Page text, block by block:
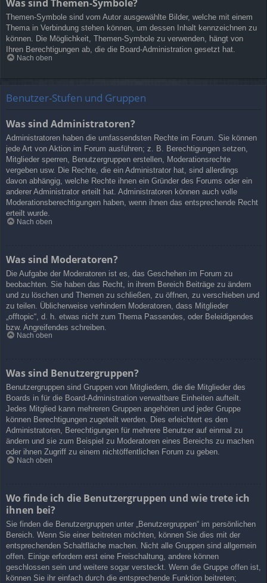
Was sind Themen-Symbole?
Themen-Symbole sind vom Autor ausgewählte Bilder, welche mit einem
Thema in Verbindung stehen können, um dessen Inhalt kennzeichnen zu
können. Die Möglichkeit, Themen-Symbole zu verwenden, hängt von
Ihren Berechtigungen ab, die die Board-Administration gesetzt hat.
Nach oben
Benutzer-Stufen und Gruppen
Was sind Administratoren?
Administratoren haben die umfassendsten Rechte im Forum. Sie können
jede Art von Aktion im Forum ausführen; z. B. Berechtigungen setzen,
Mitglieder sperren, Benutzergruppen erstellen, Moderationsrechte
vergeben usw. Die Rechte, die ein Administrator hat, sind allerdings
davon abhängig, welche Rechte ihnen ein Gründer des Forums oder ein
anderer Administrator erteilt hat. Administratoren können auch volle
Moderationsberechtigungen haben, wenn ihnen das entsprechende Recht
erteilt wurde.
Nach oben
Was sind Moderatoren?
Die Aufgabe der Moderatoren ist es, das Geschehen im Forum zu
beobachten. Sie haben das Recht, in ihrem Bereich Beiträge zu ändern
und zu löschen und Themen zu schließen, zu öffnen, zu verschieben und
zu teilen. Üblicherweise verhindern Moderatoren, dass Mitglieder
„offtopic“, d. h. etwas nicht zum Thema Passendes, oder Beleidigendes
bzw. Angreifendes schreiben.
Nach oben
Was sind Benutzergruppen?
Benutzergruppen sind Gruppen von Mitgliedern, die die Mitglieder des
Boards in für die Board-Administration verwaltbare Einheiten aufteilt.
Jedes Mitglied kann mehreren Gruppen angehören und jeder Gruppe
können Berechtigungen zugeteilt werden. Dies erleichtert es den
Administratoren, Berechtigungen für mehrere Benutzer auf einmal zu
ändern und sie zum Beispiel zu Moderatoren eines Bereichs zu machen
oder ihnen Zugriff zu einem nichtöffentlichen Forum zu geben.
Nach oben
Wo finde ich die Benutzergruppen und wie trete ich
ihnen bei?
Sie finden die Benutzergruppen unter „Benutzergruppen“ im persönlichen
Bereich. Wenn Sie einer beitreten möchten, können Sie dies mit der
entsprechenden Schaltfläche machen. Nicht alle Gruppen sind allgemein
offen. Einige erfordern erst eine Freischaltung, andere können
geschlossen sein und weitere sogar versteckt. Wenn die Gruppe offen ist,
können Sie ihr einfach durch die entsprechende Funktion beitreten;